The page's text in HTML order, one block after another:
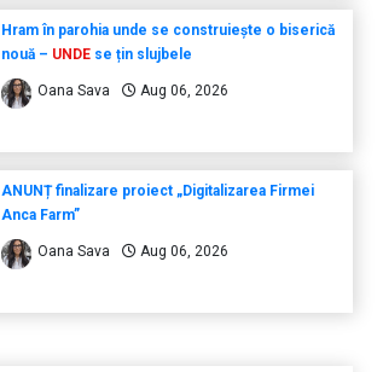
Hram în parohia unde se construiește o biserică
nouă – UNDE se țin slujbele
Oana Sava Aug 06, 2026
ANUNȚ finalizare proiect „Digitalizarea Firmei
Anca Farm”
Oana Sava Aug 06, 2026